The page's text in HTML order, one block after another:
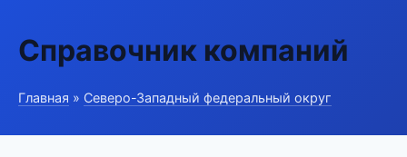
Справочник компаний
Главная » Северо-Западный федеральный округ